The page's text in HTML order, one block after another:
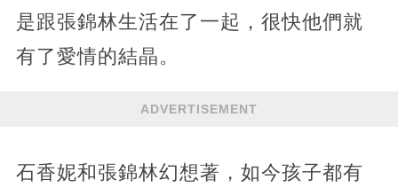
是跟張錦林生活在了一起，很快他們就
有了愛情的結晶。
ADVERTISEMENT
石香妮和張錦林幻想著，如今孩子都有